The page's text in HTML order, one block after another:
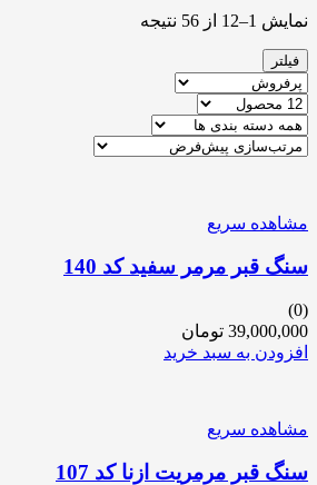
نمایش 1–12 از 56 نتیجه
فیلتر
مشاهده سریع
سنگ قبر مرمر سفید کد 140
(0)
39,000,000 تومان
افزودن به سبد خرید
مشاهده سریع
سنگ قبر مرمریت ازنا کد 107